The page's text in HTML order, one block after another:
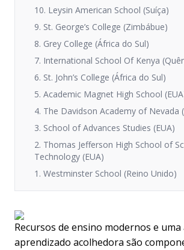
10. Leysin American School (Suíça)
9. St. George’s College (Zimbábue)
8. Grey College (África do Sul)
7. International School Of Kenya
6. St. John’s College (África do Sul)
5. Academic Magnet High School
4. The Davidson Academy of Nevada
3. School of Advances Studies (EUA)
2. Thomas Jefferson High School of
Technology (EUA)
1. Westminster School (Reino Unido)
Recursos de ensino modernos e
aprendizado acolhedora são